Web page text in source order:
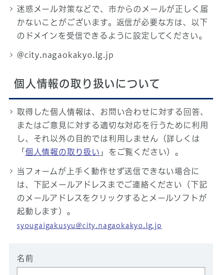
迷惑メール対策などで、市からのメールが正しく届
かないことがございます。返信が必要な方は、以下
のドメインを受信できるように設定してください。
@city.nagaokakyo.lg.jp
個人情報の取り扱いについて
取得した個人情報は、お問い合わせに対する回答、
またはご意見に対する適切な対応を行うために利用
し、それ以外の目的では利用しません（詳しくは
「 個人情報の取り扱い 」をご覧ください）。
当フォームが上手く動作せず送信できない場合に
は、下記メールアドレスまでご連絡ください（下記
のメールアドレスをクリックするとメールソフトが
起動します）。
syougaigakusyu@city.nagaokakyo.lg.jp
名前